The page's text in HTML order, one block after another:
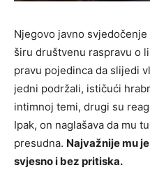
Njegovo javno
širu društvenu raspravu o
pravu pojedinca da slijedi
jedni podržali, ističući
intimnoj temi, drugi su
Ipak, on naglašava da mu
presudna. Najvažnije mu
svjesno i bez pritiska.